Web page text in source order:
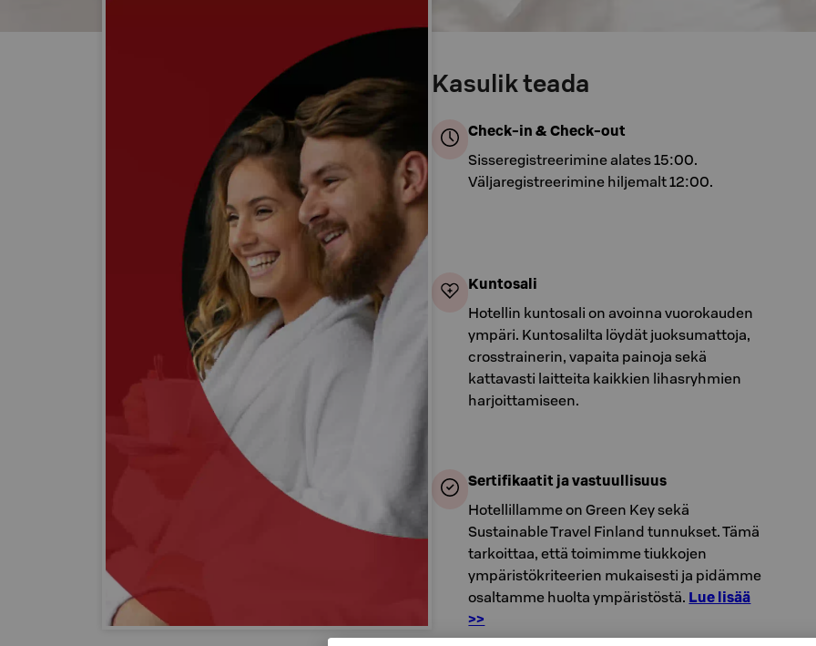
Kasulik teada
Check-in & Check-out
Sisseregistreerimine alates 15:00.
Väljaregistreerimine hiljemalt 12:00.
Kuntosali
Hotellin kuntosali on avoinna vuorokauden
ympäri. Kuntosalilta löydät juoksumattoja,
crosstrainerin, vapaita painoja sekä
kattavasti laitteita kaikkien lihasryhmien
harjoittamiseen.
Sertifikaatit ja vastuullisuus
Hotellillamme on Green Key sekä
Sustainable Travel Finland tunnukset. Tämä
tarkoittaa, että toimimme tiukkojen
ympäristökriteerien mukaisesti ja pidämme
osaltamme huolta ympäristöstä. Lue lisää
>>